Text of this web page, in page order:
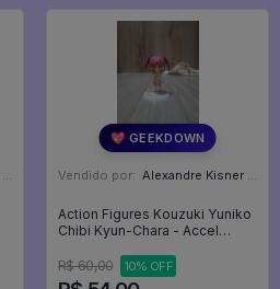
💖 GEEKDOWN
Vendido por: Alexandre Kisner - PR
Action Figures Kouzuki Yuniko
Chibi Kyun-Chara - Accel
R$ 60,00
10% OFF